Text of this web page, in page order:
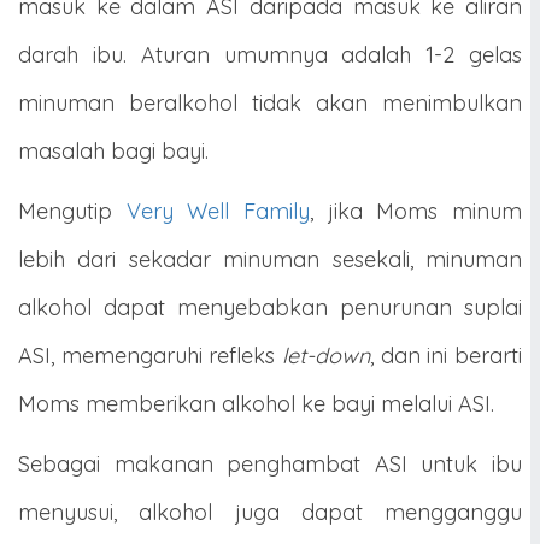
masuk ke dalam ASI daripada masuk ke aliran
darah ibu. Aturan umumnya adalah 1-2 gelas
minuman beralkohol tidak akan menimbulkan
masalah bagi bayi.
Mengutip Very Well Family, jika Moms minum
lebih dari sekadar minuman sesekali, minuman
alkohol dapat menyebabkan penurunan suplai
ASI, memengaruhi refleks let-down, dan ini berarti
Moms memberikan alkohol ke bayi melalui ASI.
Sebagai makanan penghambat ASI untuk ibu
menyusui, alkohol juga dapat mengganggu